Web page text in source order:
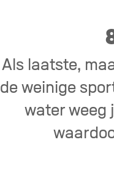
Als laatste,
de weinige
water weeg